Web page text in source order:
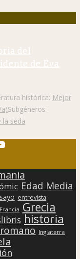
del
de Eva
histórica: Mejor
Subgéneros:
la seda
Edad Media
entrevista
Francia Grecia
historia
Inglaterra